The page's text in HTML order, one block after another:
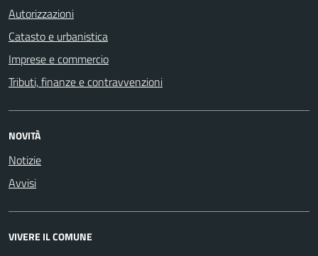
Autorizzazioni
Catasto e urbanistica
Imprese e commercio
Tributi, finanze e contravvenzioni
NOVITÀ
Notizie
Avvisi
VIVERE IL COMUNE